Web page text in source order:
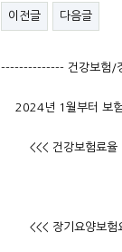
이전글 다음글
-------------- 건강보험/
2024년 1월부터 보험
<<< 건강보험료율
(* 2023
건강보험
<<< 장기요양보험
장기요양보